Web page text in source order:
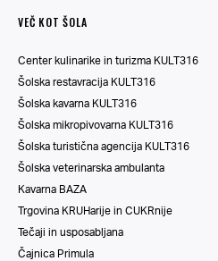
VEČ KOT ŠOLA
Center kulinarike in turizma KULT316
Šolska restavracija KULT316
Šolska kavarna KULT316
Šolska mikropivovarna KULT316
Šolska turistična agencija KULT316
Šolska veterinarska ambulanta
Kavarna BAZA
Trgovina KRUHarije in CUKRnije
Tečaji in usposabljana
Čajnica Primula